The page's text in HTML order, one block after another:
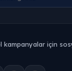
kampanyalar için